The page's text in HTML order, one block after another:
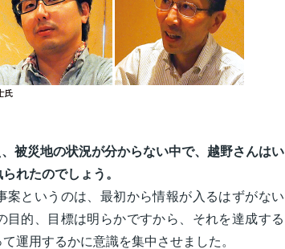
被災地の状況が分からない中で、越野さんはい
れたのでしょう。
というのは、最初から情報が入るはずがない
目的、目標は明らかですから、それを達成する
運用するかに意識を集中させました。